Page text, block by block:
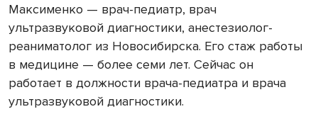
Максименко — врач-педиатр, врач
ультразвуковой диагностики, анестезиолог-
реаниматолог из Новосибирска. Его стаж работы
в медицине — более семи лет. Сейчас он
работает в должности врача-педиатра и врача
ультразвуковой диагностики.